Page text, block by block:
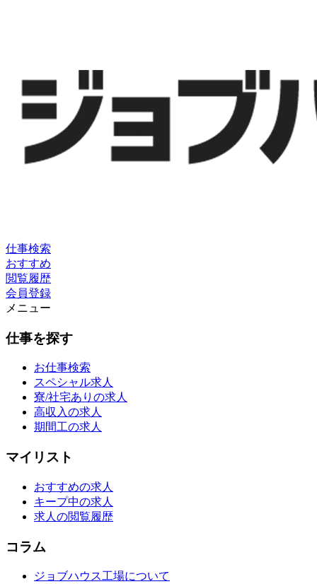
仕事検索
おすすめ
閲覧履歴
会員登録
メニュー
仕事を探す
お仕事検索
スペシャル求人
寮/社宅ありの求人
高収入の求人
期間工の求人
マイリスト
おすすめの求人
キープ中の求人
求人の閲覧履歴
コラム
ジョブハウス工場について